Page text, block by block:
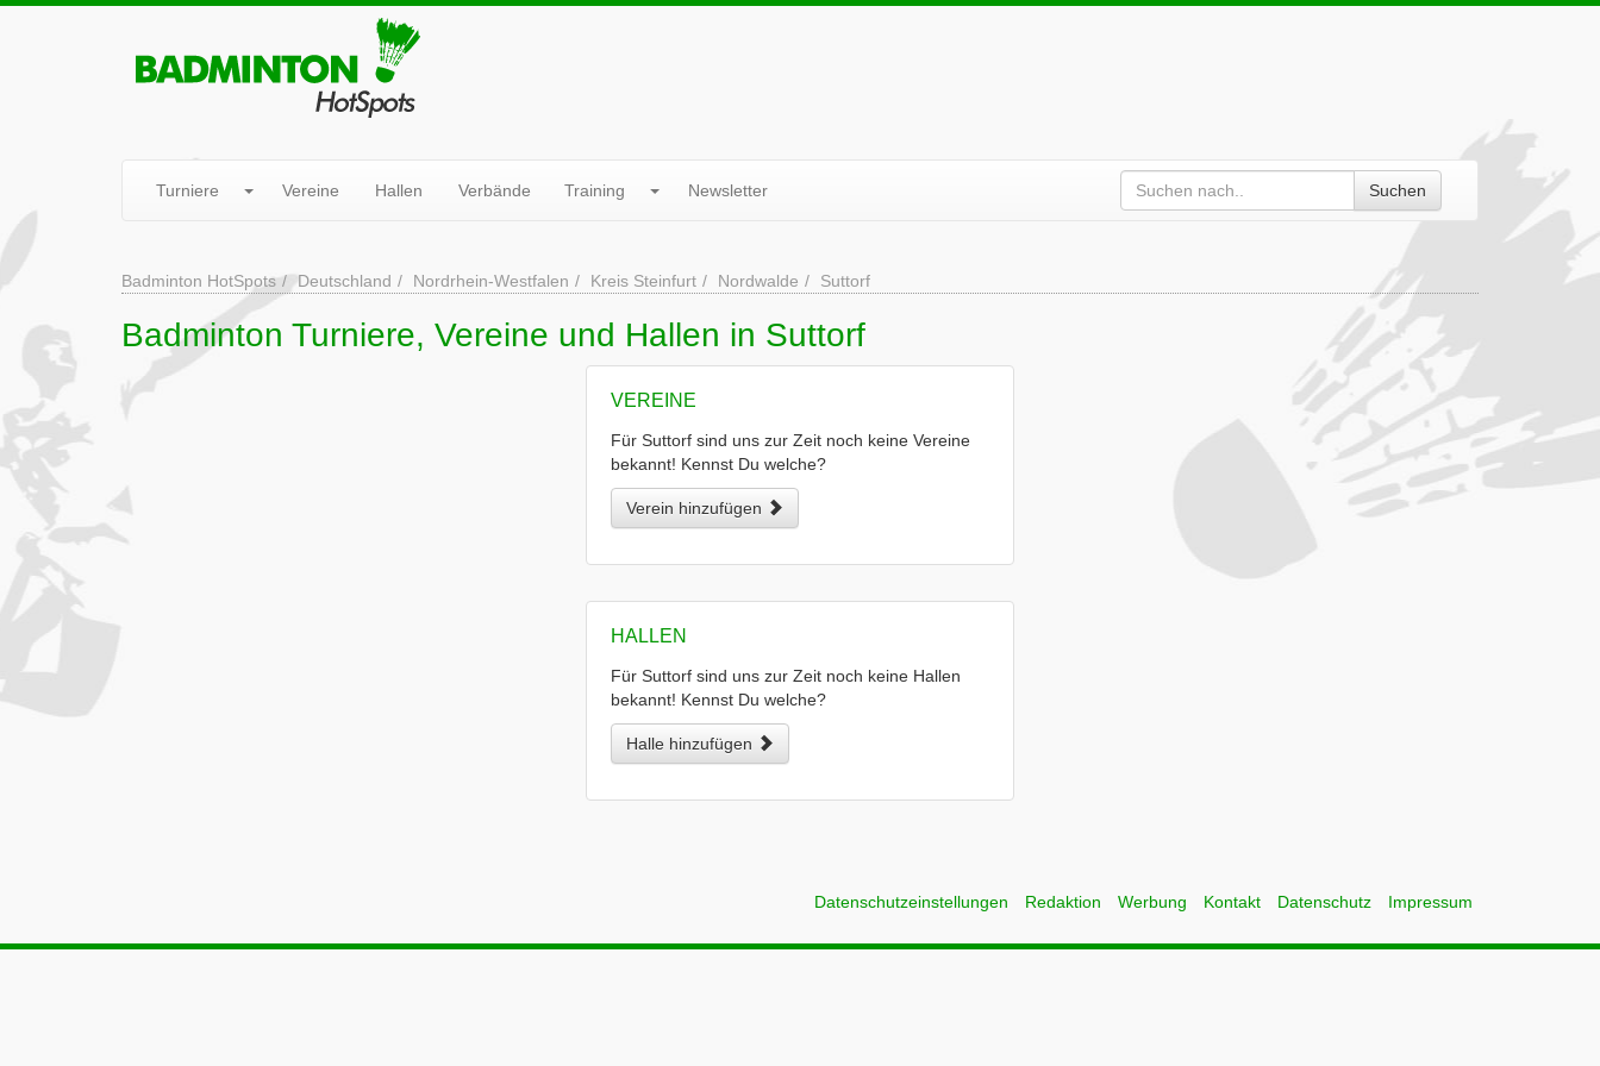
Turniere Vereine Hallen Verbände Training Newsletter Suchen
Badminton HotSpots Deutschland Nordrhein-Westfalen Kreis Steinfurt Nordwalde Suttorf
Badminton Turniere, Vereine und Hallen in Suttorf
VEREINE
Für Suttorf sind uns zur Zeit noch keine Vereine
bekannt! Kennst Du welche?
Verein hinzufügen
HALLEN
Für Suttorf sind uns zur Zeit noch keine Hallen
bekannt! Kennst Du welche?
Halle hinzufügen
Datenschutzeinstellungen Redaktion Werbung Kontakt Datenschutz Impressum